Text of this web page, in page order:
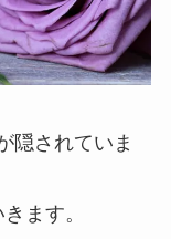
隠されていま
ます。